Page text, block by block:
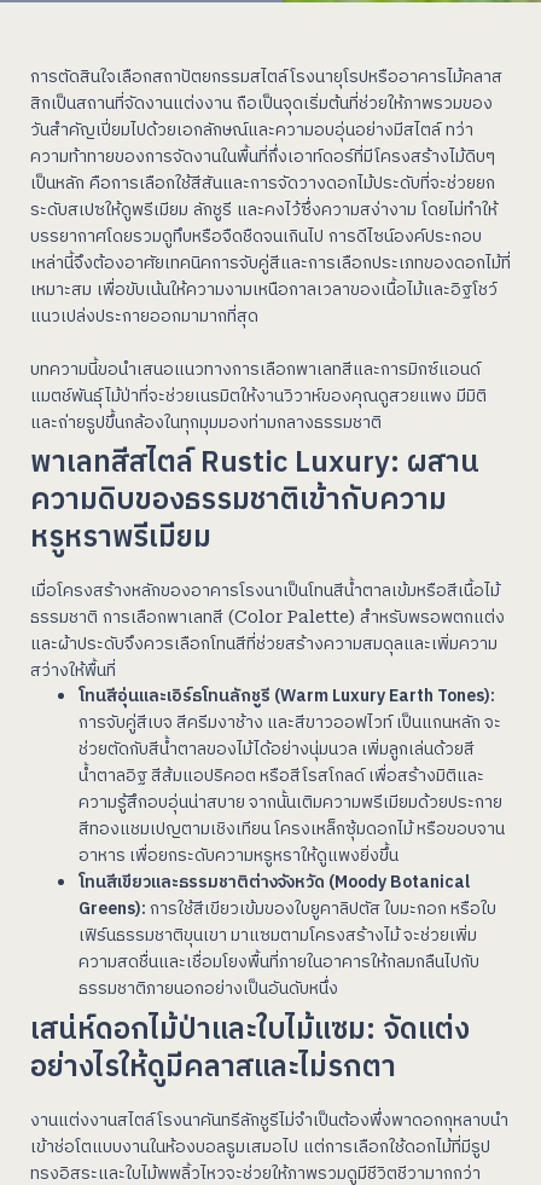
การตัดสินใจเลือกสถาปัตยกรรมสไตล์โรงนายุโรปหรืออาคารไม้คลาส
สิกเป็นสถานที่จัดงานแต่งงาน ถือเป็นจุดเริ่มต้นที่ช่วยให้ภาพรวมของ
วันสำคัญเปี่ยมไปด้วยเอกลักษณ์และความอบอุ่นอย่างมีสไตล์ ทว่า
ความท้าทายของการจัดงานในพื้นที่กึ่งเอาท์ดอร์ที่มีโครงสร้างไม้ดิบๆ
เป็นหลัก คือการเลือกใช้สีสันและการจัดวางดอกไม้ประดับที่จะช่วยยก
ระดับสเปซให้ดูพรีเมียม ลักชูรี และคงไว้ซึ่งความสง่างาม โดยไม่ทำให้
บรรยากาศโดยรวมดูทึบหรือจืดชืดจนเกินไป การดีไซน์องค์ประกอบ
เหล่านี้จึงต้องอาศัยเทคนิคการจับคู่สีและการเลือกประเภทของดอกไม้ที่
เหมาะสม เพื่อขับเน้นให้ความงามเหนือกาลเวลาของเนื้อไม้และอิฐโชว์
แนวเปล่งประกายออกมามากที่สุด
บทความนี้ขอนำเสนอแนวทางการเลือกพาเลทสีและการมิกซ์แอนด์
แมตช์พันธุ์ไม้ป่าที่จะช่วยเนรมิตให้งานวิวาห์ของคุณดูสวยแพง มีมิติ
และถ่ายรูปขึ้นกล้องในทุกมุมมองท่ามกลางธรรมชาติ
พาเลทสีสไตล์ Rustic Luxury: ผสาน
ความดิบของธรรมชาติเข้ากับความ
หรูหราพรีเมียม
เมื่อโครงสร้างหลักของอาคารโรงนาเป็นโทนสีน้ำตาลเข้มหรือสีเนื้อไม้
ธรรมชาติ การเลือกพาเลทสี (Color Palette) สำหรับพรอพตกแต่ง
และผ้าประดับจึงควรเลือกโทนสีที่ช่วยสร้างความสมดุลและเพิ่มความ
สว่างให้พื้นที่
โทนสีอุ่นและเอิร์ธโทนลักชูรี (Warm Luxury Earth Tones):
การจับคู่สีเบจ สีครีมงาช้าง และสีขาวออฟไวท์ เป็นแกนหลัก จะ
ช่วยตัดกับสีน้ำตาลของไม้ได้อย่างนุ่มนวล เพิ่มลูกเล่นด้วยสี
น้ำตาลอิฐ สีส้มแอปริคอต หรือสีโรสโกลด์ เพื่อสร้างมิติและ
ความรู้สึกอบอุ่นน่าสบาย จากนั้นเติมความพรีเมียมด้วยประกาย
สีทองแชมเปญตามเชิงเทียน โครงเหล็กซุ้มดอกไม้ หรือขอบจาน
อาหาร เพื่อยกระดับความหรูหราให้ดูแพงยิ่งขึ้น
โทนสีเขียวและธรรมชาติต่างจังหวัด (Moody Botanical
Greens):การใช้สีเขียวเข้มของใบยูคาลิปตัส ใบมะกอก หรือใบ
เฟิร์นธรรมชาติขุนเขา มาแซมตามโครงสร้างไม้ จะช่วยเพิ่ม
ความสดชื่นและเชื่อมโยงพื้นที่ภายในอาคารให้กลมกลืนไปกับ
ธรรมชาติภายนอกอย่างเป็นอันดับหนึ่ง
เสน่ห์ดอกไม้ป่าและใบไม้แซม: จัดแต่ง
อย่างไรให้ดูมีคลาสและไม่รกตา
งานแต่งงานสไตล์โรงนาคันทรีลักชูรีไม่จำเป็นต้องพึ่งพาดอกกุหลาบนำ
เข้าช่อโตแบบงานในห้องบอลรูมเสมอไป แต่การเลือกใช้ดอกไม้ที่มีรูป
ทรงอิสระและใบไม้พพลิ้วไหวจะช่วยให้ภาพรวมดูมีชีวิตชีวามากกว่า